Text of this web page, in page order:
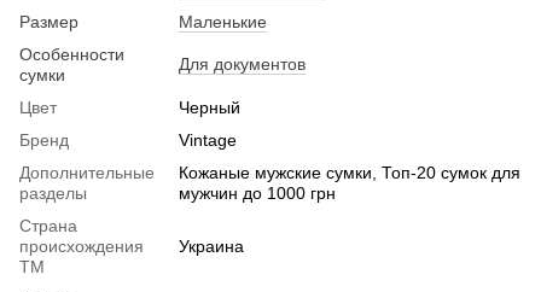
Размер
Маленькие
Особенности
сумки
Для документов
Цвет
Черный
Бренд
Vintage
Дополнительные
разделы
Кожаные мужские сумки, Топ-20 сумок для
мужчин до 1000 грн
Страна
происхождения
ТМ
Украина